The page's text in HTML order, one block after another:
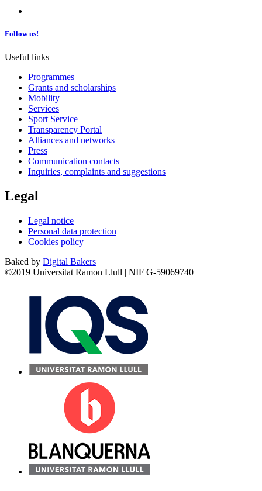
Follow us!
Useful links
Programmes
Grants and scholarships
Mobility
Services
Sport Service
Transparency Portal
Alliances and networks
Press
Communication contacts
Inquiries, complaints and suggestions
Legal
Legal notice
Personal data protection
Cookies policy
Baked by Digital Bakers
©2019 Universitat Ramon Llull | NIF G-59069740